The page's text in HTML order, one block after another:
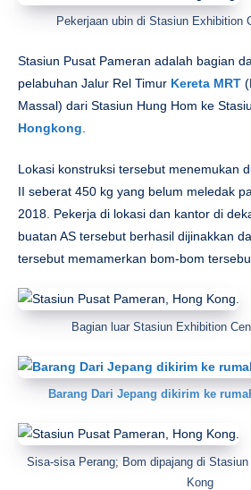
Pekerjaan ubin di Stasiun Exhibition
Stasiun Pusat Pameran adalah bagian
pelabuhan Jalur Rel Timur Kereta MRT
Massal) dari Stasiun Hung Hom ke
Hongkong
Lokasi konstruksi tersebut menemukan
II seberat 450 kg yang belum meledak
2018. Pekerja di lokasi dan kantor di
buatan AS tersebut berhasil dijinakkan
tersebut memamerkan bom-bom
Bagian luar Stasiun Exhibition
Barang Dari Jepang dikirim ke
Sisa-sisa Perang; Bom dipajang di
Kong